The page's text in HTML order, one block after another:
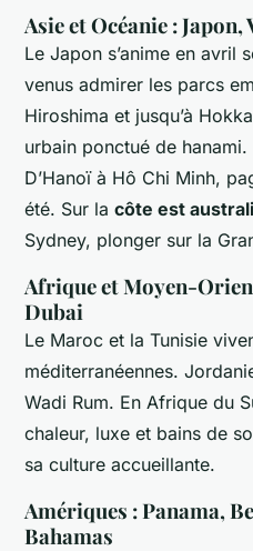
Asie et Océanie :
Le Japon s’anime en avril
venus admirer les parcs
Hiroshima et jusqu’à
urbain ponctué de
D’Hanoï à Hô Chi Minh,
été. Sur la côte est
Sydney, plonger sur la
Afrique et Moyen-
Dubai
Le Maroc et la Tunisie
méditerranéennes.
Wadi Rum. En Afrique du
chaleur, luxe et bains de
sa culture accueillante.
Amériques : Panama,
Bahamas